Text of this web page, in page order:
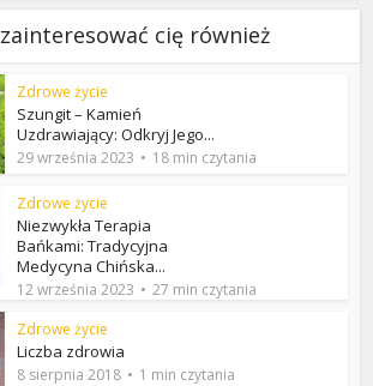
cię również
Zdrowe życie
Szungit – Kamień
Uzdrawiający: Odkryj Jego...
29 września 2023 18 min czytania
Zdrowe życie
Niezwykła Terapia
Bańkami: Tradycyjna
Medycyna Chińska...
12 września 2023
27 min czytania
Zdrowe życie
Liczba zdrowia
8 sierpnia 2018 1 min czytania